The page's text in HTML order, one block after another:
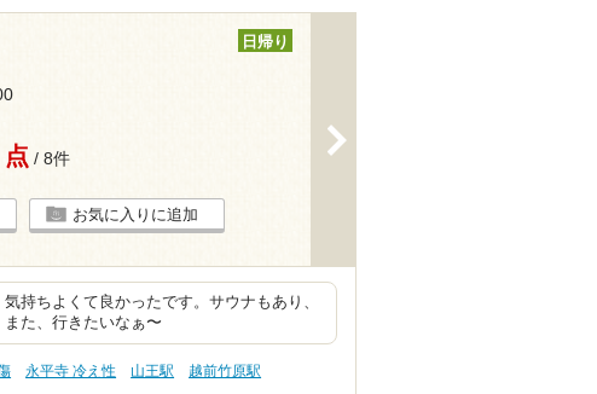
日帰り
/ 8件
お気に入りに追加
持ちよくて良かったです。サウナもあり、
た、行きたいなぁ〜
永平寺 冷え性 山王駅
越前竹原駅